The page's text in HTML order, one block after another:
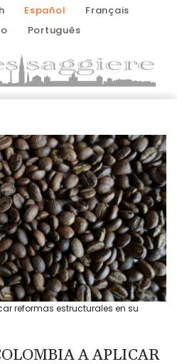
Español
Français
Português
reformas estructurales en su
A APLICAR